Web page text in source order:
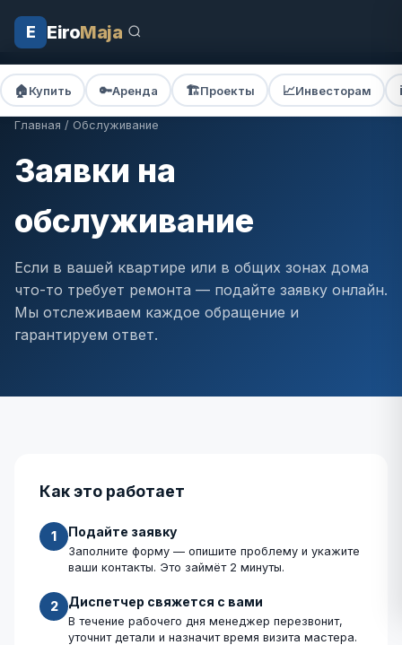
E EiroMaja
🏠Купить 🔑Аренда 🏗️Проекты 📈Инвесторам ℹ️
Главная / Обслуживание
Заявки на
обслуживание
Если в вашей квартире или в общих зонах дома
что-то требует ремонта — подайте заявку онлайн.
Мы отслеживаем каждое обращение и
гарантируем ответ.
Как это работает
1 Подайте заявку
Заполните форму — опишите проблему и укажите
ваши контакты. Это займёт 2 минуты.
2 Диспетчер свяжется с вами
В течение рабочего дня менеджер перезвонит,
уточнит детали и назначит время визита мастера.